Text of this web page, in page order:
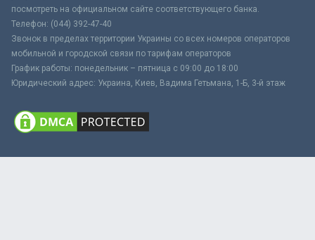
посмотреть на официальном сайте соответствующего банка.
Телефон: (044) 392-47-40
Звонок в пределах территории Украины со всех номеров операторов
мобильной и городской связи по тарифам операторов
График работы: понедельник – пятница с 09:00 до 18:00
Юридический адрес: Украина, Киев, Вадима Гетьмана, 1-Б, 3-й этаж